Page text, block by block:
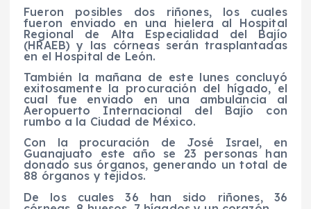
Fueron posibles dos riñones, los cuales
fueron enviado en una hielera al Hospital
Regional de Alta Especialidad del Bajío
(HRAEB) y las córneas serán trasplantadas
en el Hospital de León.
También la mañana de este lunes concluyó
exitosamente la procuración del hígado, el
cual fue enviado en una ambulancia al
Aeropuerto Internacional del Bajío con
rumbo a la Ciudad de México.
Con la procuración de José Israel, en
Guanajuato este año se 23 personas han
donado sus órganos, generando un total de
88 órganos y tejidos.
De los cuales 36 han sido riñones, 36